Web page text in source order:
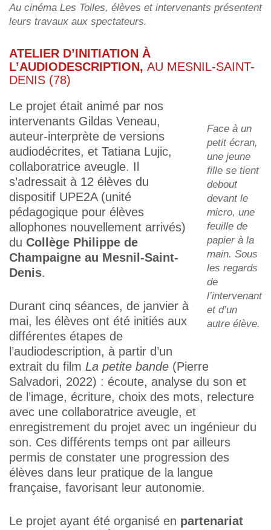
Au cinéma Les Toiles, élèves et intervenants présentent
leurs travaux aux spectateurs.
ATELIER D’INITIATION À
L’AUDIODESCRIPTION, AU MESNIL-SAINT-
DENIS (78)
Face à un
petit écran,
une jeune
fille se tient
debout
devant le
micro, une
feuille de
papier à la
main. Sous
les regards
de
l’intervenant
et d’un
autre élève.
Le projet était animé par nos
intervenants Gildas Veneau,
auteur-interprète de versions
audiodécrites, et Tatiana Lujic,
collaboratrice aveugle. Il
s’adressait à 12 élèves du
dispositif UPE2A (unité
pédagogique pour élèves
allophones nouvellement arrivés)
du Collège Philippe de
Champaigne au Mesnil-Saint-
Denis.
Durant cinq séances, de janvier à
mai, les élèves ont été initiés aux
différentes étapes de
l’audiodescription, à partir d’un
extrait du film La petite bande (Pierre
Salvadori, 2022) : écoute, analyse du son et
de l’image, écriture, choix des mots, relecture
avec une collaboratrice aveugle, et
enregistrement du projet avec un ingénieur du
son. Ces différents temps ont par ailleurs
permis de constater une progression des
élèves dans leur pratique de la langue
française, favorisant leur autonomie.
Le projet ayant été organisé en partenariat